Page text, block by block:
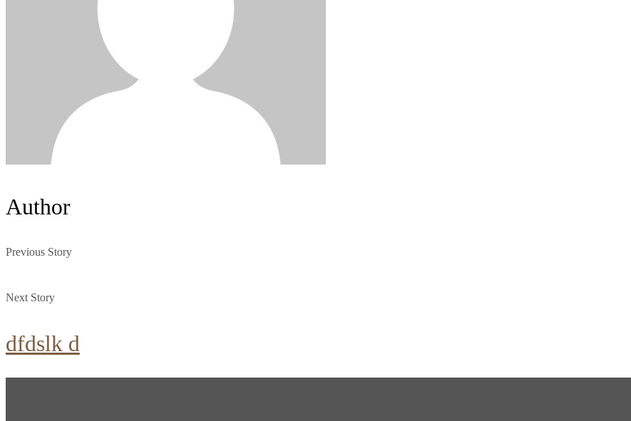
Author
Previous Story
Next Story
dfdslk d